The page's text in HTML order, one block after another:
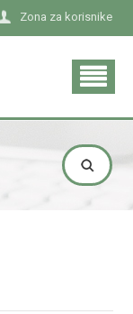
Zona za korisnike